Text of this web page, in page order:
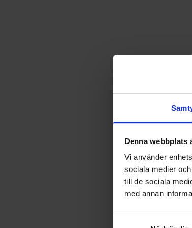
Denna webbplats
Vi använder
sociala medier
till de sociala
med annan